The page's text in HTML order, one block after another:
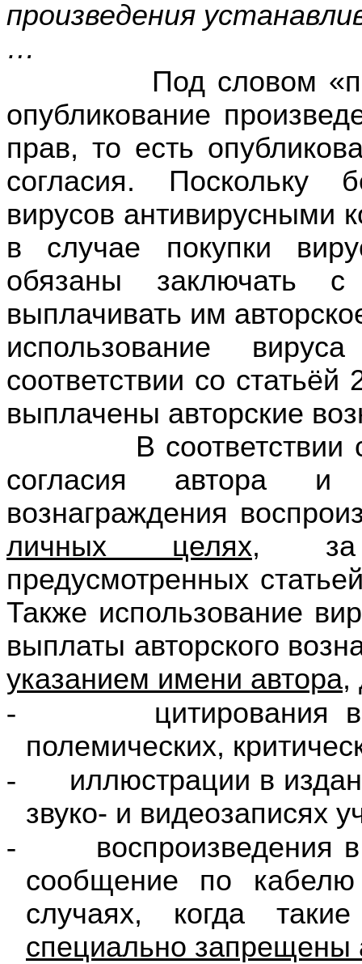
произведения
…
Под словом
опубликование
прав, то есть
согласия. Поскольку
вирусов антивирусными
в случае покупки
обязаны заключать
выплачивать им
использование
соответствии со
выплачены авторские
В соответствии со
согласия автора и
вознаграждения
личных целях, за
предусмотренных
Также использование
выплаты авторского
указанием имени автора,
-
цитирования
полемических,
-
иллюстрации в
звуко- и видеозаписях
-
воспроизведения
сообщение по
случаях, когда
специально запрещены